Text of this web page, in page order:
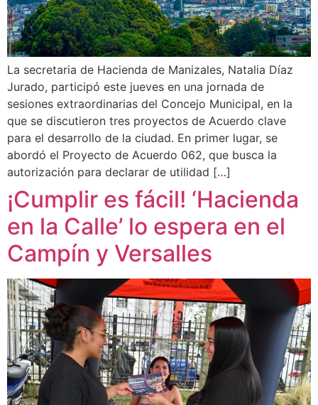
La secretaria de Hacienda de Manizales, Natalia Díaz
Jurado, participó este jueves en una jornada de
sesiones extraordinarias del Concejo Municipal, en la
que se discutieron tres proyectos de Acuerdo clave
para el desarrollo de la ciudad. En primer lugar, se
abordó el Proyecto de Acuerdo 062, que busca la
autorización para declarar de utilidad […]
¡Cumplir es fácil! ‘Hacienda
en la Calle’ lo espera en el
Campín y Versalles